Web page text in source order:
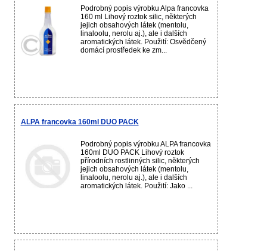
Podrobný popis výrobku Alpa francovka
160 ml Lihový roztok silic, některých
jejich obsahových látek (mentolu,
linaloolu, nerolu aj.), ale i dalších
aromatických látek. Použití: Osvědčený
domácí prostředek ke zm...
ALPA francovka 160ml DUO PACK
Podrobný popis výrobku ALPA francovka
160ml DUO PACK Lihový roztok
přírodních rostlinných silic, některých
jejich obsahových látek (mentolu,
linaloolu, nerolu aj.), ale i dalších
aromatických látek. Použití: Jako ...